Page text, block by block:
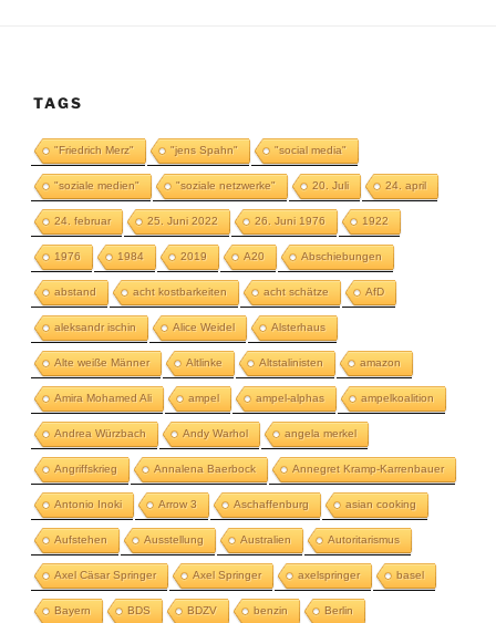
TAGS
"Friedrich Merz" "jens Spahn" "social media"
"soziale medien" "soziale netzwerke" 20. Juli 24. april
24. februar 25. Juni 2022 26. Juni 1976 1922
1976 1984 2019 A20 Abschiebungen
abstand acht kostbarkeiten acht schätze AfD
aleksandr ischin Alice Weidel Alsterhaus
Alte weiße Männer Altlinke Altstalinisten amazon
Amira Mohamed Ali ampel ampel-alphas ampelkoalition
Andrea Würzbach Andy Warhol angela merkel
Angriffskrieg Annalena Baerbock Annegret Kramp-Karrenbauer
Antonio Inoki Arrow 3 Aschaffenburg asian cooking
Aufstehen Ausstellung Australien Autoritarismus
Axel Cäsar Springer Axel Springer axelspringer basel
Bayern BDS BDZV benzin Berlin